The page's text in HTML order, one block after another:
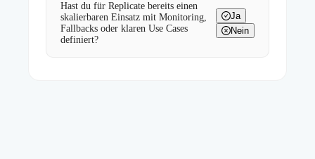
Hast du für Replicate bereits einen
skalierbaren Einsatz mit Monitoring,
Fallbacks oder klaren Use Cases
definiert?
Ja
Nein